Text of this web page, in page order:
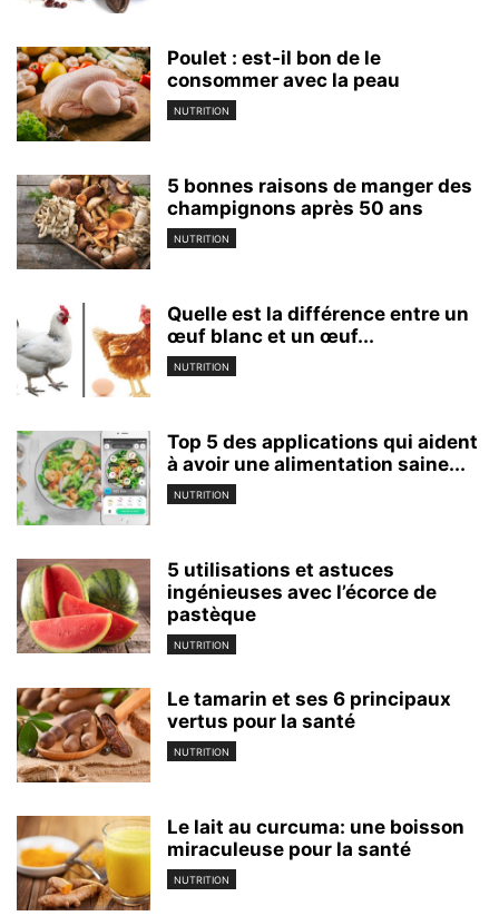
Poulet : est-il bon de le
consommer avec la peau
NUTRITION
5 bonnes raisons de manger des
champignons après 50 ans
NUTRITION
Quelle est la différence entre un
œuf blanc et un œuf...
NUTRITION
Top 5 des applications qui aident
à avoir une alimentation saine...
NUTRITION
5 utilisations et astuces
ingénieuses avec l’écorce de
pastèque
NUTRITION
Le tamarin et ses 6 principaux
vertus pour la santé
NUTRITION
Le lait au curcuma: une boisson
miraculeuse pour la santé
NUTRITION